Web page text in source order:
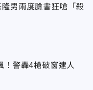
男兩度臉書狂嗆「殺
！警轟4槍破窗逮人